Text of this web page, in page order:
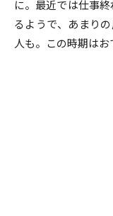
に。最近では仕事
るようで、あまり
人も。この時期はお